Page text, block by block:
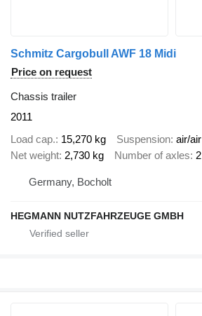
Schmitz Cargobull AWF 18 Midi
Price on request
Chassis trailer
2011
Load cap. 15,270 kg Suspension air/air
Net weight 2,730 kg Number of axles 2
Germany, Bocholt
HEGMANN NUTZFAHRZEUGE GMBH